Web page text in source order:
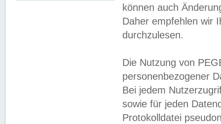
können auch
Daher empfehlen wir
durchzulesen.
Die Nutzung von
personenbezogener
Bei jedem
sowie für jeden
Protokolldatei